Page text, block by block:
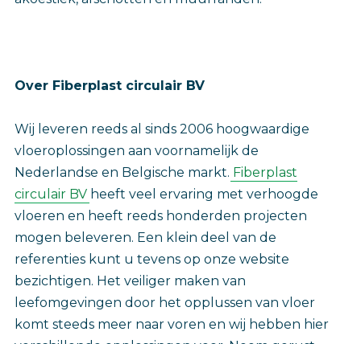
Over Fiberplast circulair BV
Wij leveren reeds al sinds 2006 hoogwaardige
vloeroplossingen aan voornamelijk de
Nederlandse en Belgische markt. Fiberplast
circulair BV heeft veel ervaring met verhoogde
vloeren en heeft reeds honderden projecten
mogen beleveren. Een klein deel van de
referenties kunt u tevens op onze website
bezichtigen. Het veiliger maken van
leefomgevingen door het opplussen van vloer
komt steeds meer naar voren en wij hebben hier